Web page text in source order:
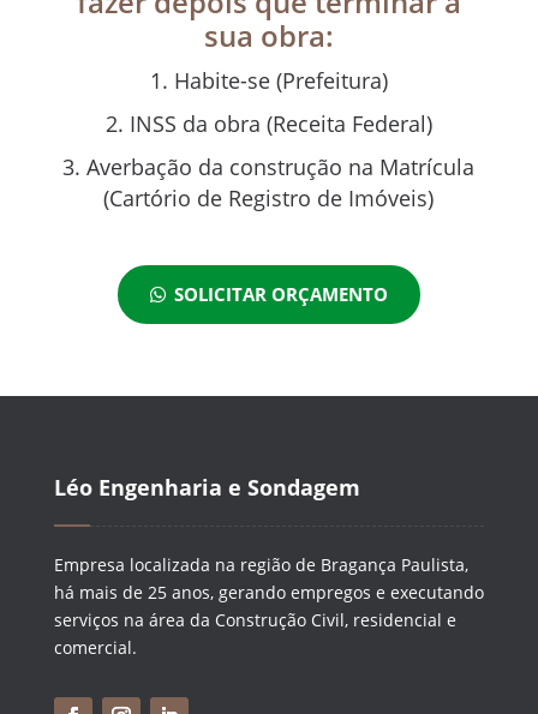
sua obra:
Habite-se (Prefeitura)
INSS da obra (Receita Federal)
Averbação da construção na Matrícula
(Cartório de Registro de Imóveis)
SOLICITAR ORÇAMENTO
Léo Engenharia e Sondagem
Empresa localizada na região de Bragança Paulista,
há mais de 25 anos, gerando empregos e executando
serviços na área da Construção Civil, residencial e
comercial.